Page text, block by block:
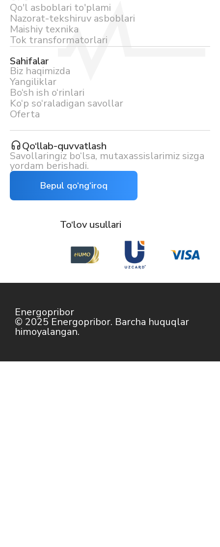
Qo'l asboblari to'plami
Nazorat-tekshiruv asboblari
Maishiy texnika
Tok transformatorlari
Sahifalar
Biz haqimizda
Yangiliklar
Bo‘sh ish o‘rinlari
Ko‘p so‘raladigan savollar
Oferta
Qo‘llab-quvvatlash
Savollaringiz bo‘lsa, mutaxassislarimiz sizga
yordam berishadi.
Bepul qo‘ng‘iroq
To‘lov usullari
Energopribor
© 2025 Energopribor. Barcha huquqlar
himoyalangan.